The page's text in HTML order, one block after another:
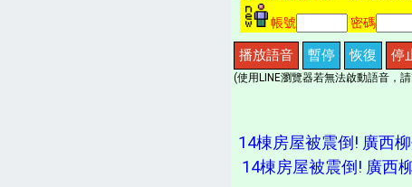
帳號 密碼
播放語音 暫停 恢復 停
(使用LINE瀏覽器若無法啟動語音，
14棟房屋被震倒! 廣西
14棟房屋被震倒! 廣西